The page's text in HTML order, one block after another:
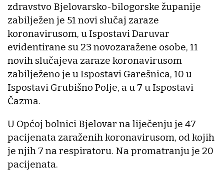
zdravstvo Bjelovarsko-bilogorske županije
zabilježen je 51 novi slučaj zaraze
koronavirusom, u Ispostavi Daruvar
evidentirane su 23 novozaražene osobe, 11
novih slučajeva zaraze koronavirusom
zabilježeno je u Ispostavi Garešnica, 10 u
Ispostavi Grubišno Polje, a u 7 u Ispostavi
Čazma.
U Općoj bolnici Bjelovar na liječenju je 47
pacijenata zaraženih koronavirusom, od kojih
je njih 7 na respiratoru. Na promatranju je 20
pacijenata.